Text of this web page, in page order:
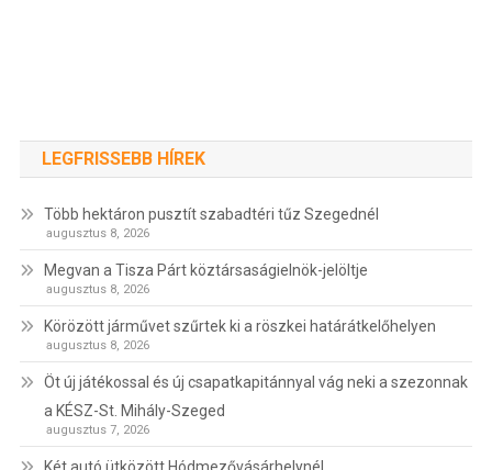
LEGFRISSEBB HÍREK
Több hektáron pusztít szabadtéri tűz Szegednél
augusztus 8, 2026
Megvan a Tisza Párt köztársaságielnök-jelöltje
augusztus 8, 2026
Körözött járművet szűrtek ki a röszkei határátkelőhelyen
augusztus 8, 2026
Öt új játékossal és új csapatkapitánnyal vág neki a szezonnak
a KÉSZ-St. Mihály-Szeged
augusztus 7, 2026
Két autó ütközött Hódmezővásárhelynél